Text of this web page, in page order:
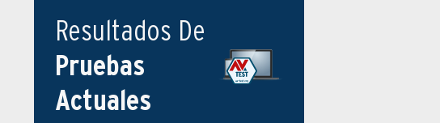
Resultados De
Pruebas
Actuales